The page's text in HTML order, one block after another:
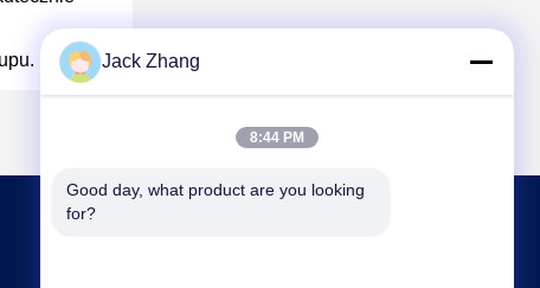
Jack Zhang
8:44 PM
Good day, what product are you looking
for?